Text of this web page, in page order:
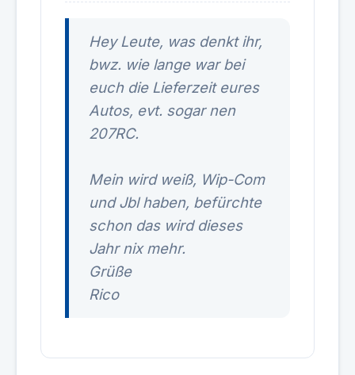
Hey Leute, was denkt ihr,
bwz. wie lange war bei
euch die Lieferzeit eures
Autos, evt. sogar nen
207RC.
Mein wird weiß, Wip-Com
und Jbl haben, befürchte
schon das wird dieses
Jahr nix mehr.
Grüße
Rico